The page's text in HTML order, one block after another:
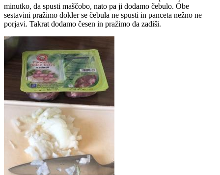
minutko, da spusti maščobo, nato pa ji dodamo čebulo. Obe
sestavini pražimo dokler se čebula ne spusti in panceta nežno ne
porjavi. Takrat dodamo česen in pražimo da zadiši.